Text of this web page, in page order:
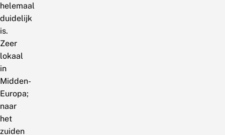
helemaal
duidelijk
is.
Zeer
lokaal
in
Midden-
Europa;
naar
het
zuiden